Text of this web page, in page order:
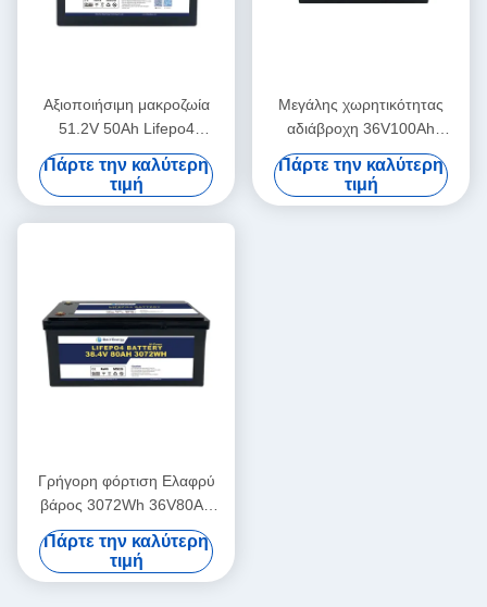
Αξιοποιήσιμη μακροζωία
51.2V 50Ah Lifepo4
μπαταρία 3000 κύκλοι για
σύστημα αποθήκευσης
Πάρτε την καλύτερη
τιμή
Μεγάλης χωρητικότητας
αδιάβροχη 36V100Ah
υψηλής ισχύος μπαταρία
LiFePo4 για ηλεκτρικά
οχήματα
Πάρτε την καλύτερη
τιμή
Γρήγορη φόρτιση Ελαφρύ
βάρος 3072Wh 36V80Ah
LiFePO4 μπαταρία με
ανώτερη προστασία για το
σκάφος
Πάρτε την καλύτερη
τιμή